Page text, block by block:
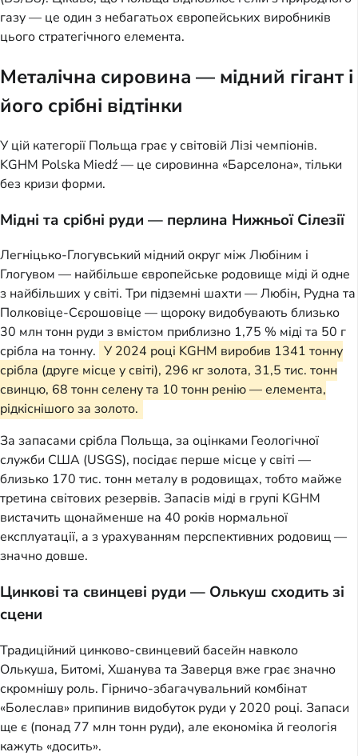
газу — це один з небагатьох європейських виробників
цього стратегічного елемента.
Металічна сировина — мідний гігант і
його срібні відтінки
У цій категорії Польща грає у світовій Лізі чемпіонів.
KGHM Polska Miedź — це сировинна «Барселона», тільки
без кризи форми.
Мідні та срібні руди — перлина Нижньої Сілезії
Легніцько-Глогувський мідний округ між Любіним і
Глогувом — найбільше європейське родовище міді й одне
з найбільших у світі. Три підземні шахти — Любін, Рудна та
Полковіце-Сєрошовіце — щороку видобувають близько
30 млн тонн руди з вмістом приблизно 1,75 % міді та 50 г
срібла на тонну. У 2024 році KGHM виробив 1341 тонну
срібла (друге місце у світі), 296 кг золота, 31,5 тис. тонн
свинцю, 68 тонн селену та 10 тонн ренію — елемента,
рідкіснішого за золото.
За запасами срібла Польща, за оцінками Геологічної
служби США (USGS), посідає перше місце у світі —
близько 170 тис. тонн металу в родовищах, тобто майже
третина світових резервів. Запасів міді в групі KGHM
вистачить щонайменше на 40 років нормальної
експлуатації, а з урахуванням перспективних родовищ —
значно довше.
Цинкові та свинцеві руди — Олькуш сходить зі
сцени
Традиційний цинково-свинцевий басейн навколо
Олькуша, Битомі, Хшанува та Заверця вже грає значно
скромнішу роль. Гірничо-збагачувальний комбінат
«Болеслав» припинив видобуток руди у 2020 році. Запаси
ще є (понад 77 млн тонн руди), але економіка й геологія
кажуть «досить».